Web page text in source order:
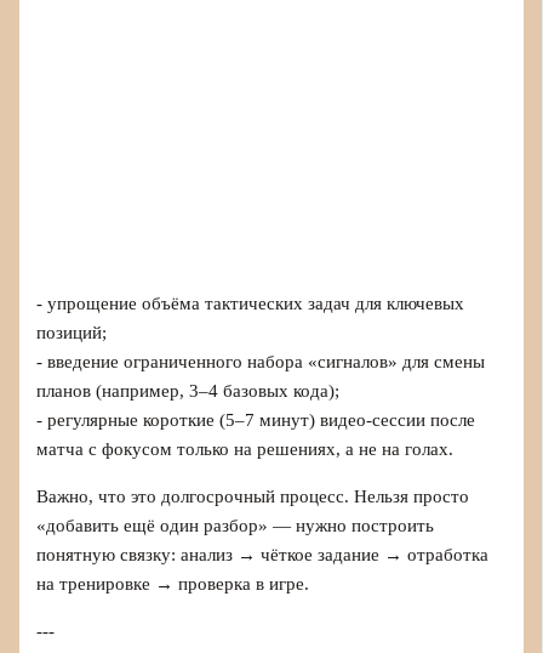
- упрощение объёма тактических задач для ключевых
позиций;
- введение ограниченного набора «сигналов» для смены
планов (например, 3–4 базовых кода);
- регулярные короткие (5–7 минут) видео‑сессии после
матча с фокусом только на решениях, а не на голах.
Важно, что это долгосрочный процесс. Нельзя просто
«добавить ещё один разбор» — нужно построить
понятную связку: анализ → чёткое задание → отработка
на тренировке → проверка в игре.
---